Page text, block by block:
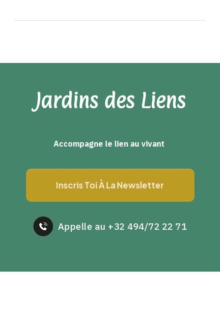
Jardins des Liens
Accompagne le lien au vivant
Inscris Toi À La Newsletter
Appelle au +32 494/72 22 71